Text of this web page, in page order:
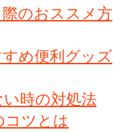
のおススメ方
め便利グッズ
時の対処法
コツとは